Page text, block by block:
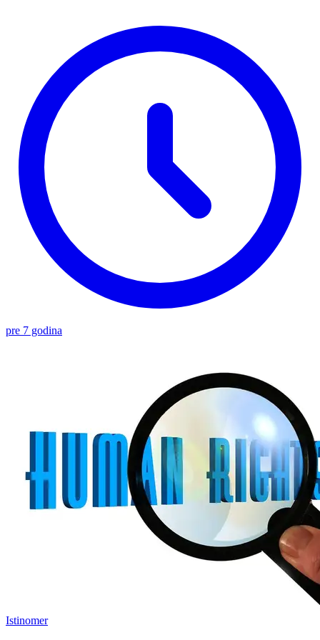
pre 7 godina
Istinomer